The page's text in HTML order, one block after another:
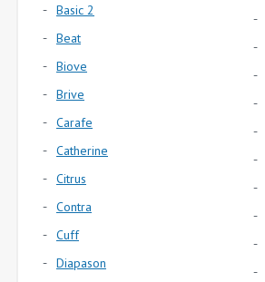
Basic 2
Beat
Biove
Brive
Carafe
Catherine
Citrus
Contra
Cuff
Diapason